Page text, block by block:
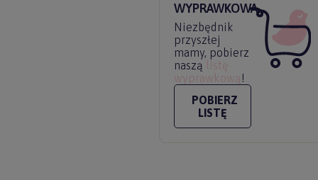
WYPRAWKOWA
Niezbędnik
przyszłej
mamy, pobierz
naszą
listę
wyprawkową !
POBIERZ
LISTĘ